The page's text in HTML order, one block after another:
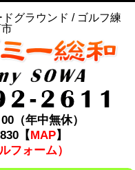
グラウンド / ゴルフ練
（年中無休）
【MAP】
フォーム）